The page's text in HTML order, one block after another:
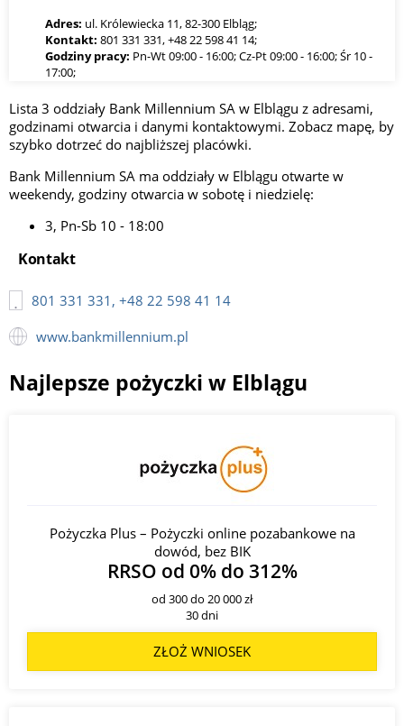
Adres: ul. Królewiecka 11, 82-300 Elbląg;
Kontakt: 801 331 331, +48 22 598 41 14;
Godziny pracy: Pn-Wt 09:00 - 16:00; Cz-Pt 09:00 - 16:00; Śr 10 -
17:00;
3 Departament Bankowości Detalicznej - Placówka
terenowa nr 599
ul. Pułkownika Stanisława Dąbka 152, 82-300 Elbląg;
Kontakt:801 331 331, +48 22 598 41 14;
Godziny pracy: Pn-Sb 10 - 18:00;
Lista 3 oddziały Bank Millennium SA w Elblągu z adresami,
godzinami otwarcia i danymi kontaktowymi. Zobacz mapę, by
szybko dotrzeć do najbliższej placówki.
Bank Millennium SA ma oddziały w Elblągu otwarte w
weekendy, godziny otwarcia w sobotę i niedzielę:
3, Pn-Sb 10 - 18:00
Kontakt
801 331 331, +48 22 598 41 14
www.bankmillennium.pl
Najlepsze pożyczki w Elblągu
Pożyczka Plus – Pożyczki online pozabankowe na
dowód, bez BIK
RRSO od 0% do 312%
od 300 do 20 000 zł
30 dni
ZŁOŻ WNIOSEK